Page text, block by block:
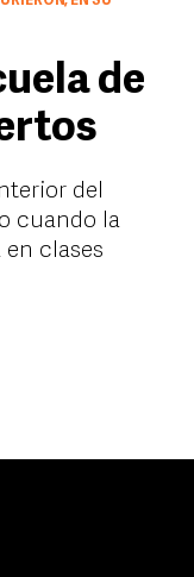
de
del
cuando la
clases